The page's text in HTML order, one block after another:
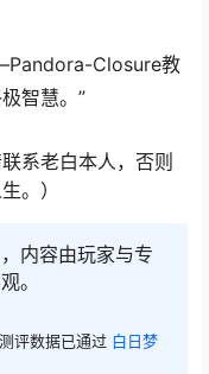
Closure教
智慧。”
系老白本人，否则
。）
内容由玩家与专
。
评数据已通过 白日梦